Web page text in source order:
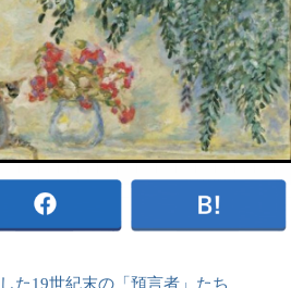
た19世紀末の「預言者」たち